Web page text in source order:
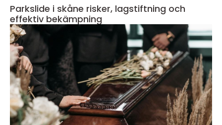
Parkslide i skåne risker, lagstiftning och
effektiv bekämpning